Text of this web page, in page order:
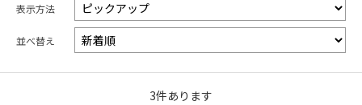
表示方法
並べ替え
3件あります